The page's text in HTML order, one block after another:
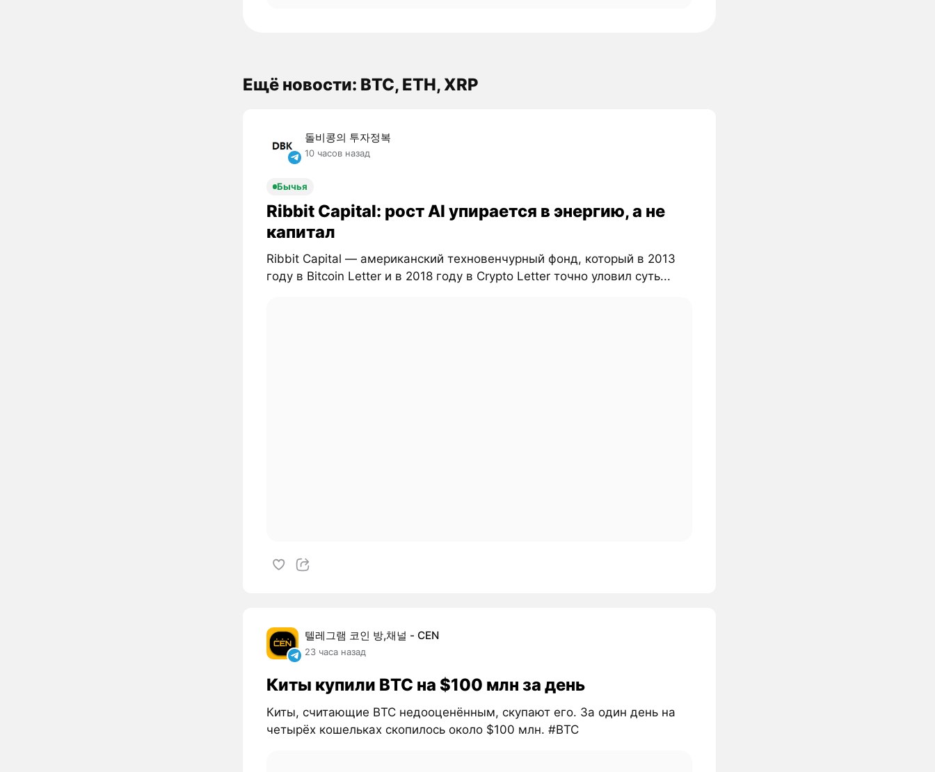
Ещё новости: BTC, ETH, XRP
돌비콩의 투자정복
10 часов назад
Бычья
Ribbit Capital: рост AI упирается в энергию, а не
капитал
Ribbit Capital — американский техновенчурный фонд, который в 2013
году в Bitcoin Letter и в 2018 году в Crypto Letter точно уловил суть...
텔레그램 코인 방,채널 - CEN
23 часа назад
Киты купили BTC на $100 млн за день
Киты, считающие BTC недооценённым, скупают его. За один день на
четырёх кошельках скопилось около $100 млн. #BTC